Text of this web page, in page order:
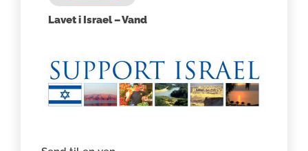
Lavet i Israel – Vand